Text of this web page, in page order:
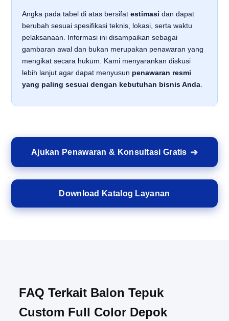
Angka pada tabel di atas bersifat estimasi dan dapat
berubah sesuai spesifikasi teknis, lokasi, serta waktu
pelaksanaan. Informasi ini disampaikan sebagai
gambaran awal dan bukan merupakan penawaran yang
mengikat secara hukum. Kami menyarankan diskusi
lebih lanjut agar dapat menyusun penawaran resmi
yang paling sesuai dengan kebutuhan bisnis Anda.
Ajukan Penawaran & Konsultasi Gratis
Download Katalog Layanan
FAQ Terkait Balon Tepuk
Custom Full Color Depok